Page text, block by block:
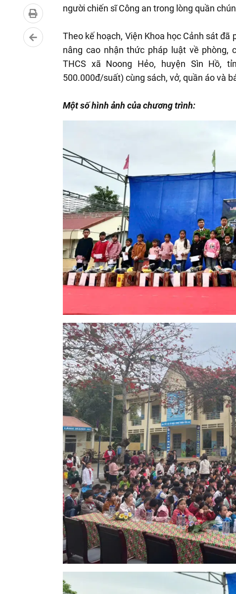
người chiến sĩ Công an trong lòng quần
Theo kế hoạch, Viện Khoa học Cảnh sát
nâng cao nhận thức pháp luật về phòng,
THCS xã Noong Hẻo, huyện Sìn Hồ,
500.000đ/suất) cùng sách, vở, quần áo và
Một số hình ảnh của chương trình: